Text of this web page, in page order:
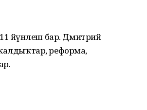
йүнәлеш бар. Дмитрий
ҡалдыҡтар, реформа,